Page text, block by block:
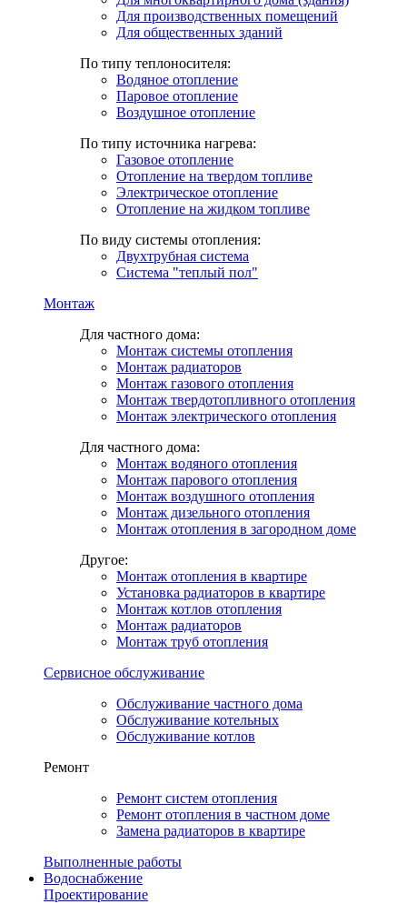
Для производственных помещений
Для общественных зданий
По типу теплоносителя:
Водяное отопление
Паровое отопление
Воздушное отопление
По типу источника нагрева:
Газовое отопление
Отопление на твердом топливе
Электрическое отопление
Отопление на жидком топливе
По виду системы отопления:
Двухтрубная система
Система "теплый пол"
Монтаж
Для частного дома:
Монтаж системы отопления
Монтаж радиаторов
Монтаж газового отопления
Монтаж твердотопливного отопления
Монтаж электрического отопления
Для частного дома:
Монтаж водяного отопления
Монтаж парового отопления
Монтаж воздушного отопления
Монтаж дизельного отопления
Монтаж отопления в загородном доме
Другое:
Монтаж отопления в квартире
Установка радиаторов в квартире
Монтаж котлов отопления
Монтаж радиаторов
Монтаж труб отопления
Сервисное обслуживание
Обслуживание частного дома
Обслуживание котельных
Обслуживание котлов
Ремонт
Ремонт систем отопления
Ремонт отопления в частном доме
Замена радиаторов в квартире
Выполненные работы
Водоснабжение
Проектирование